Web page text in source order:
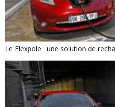
Le Flexpole : une solution de